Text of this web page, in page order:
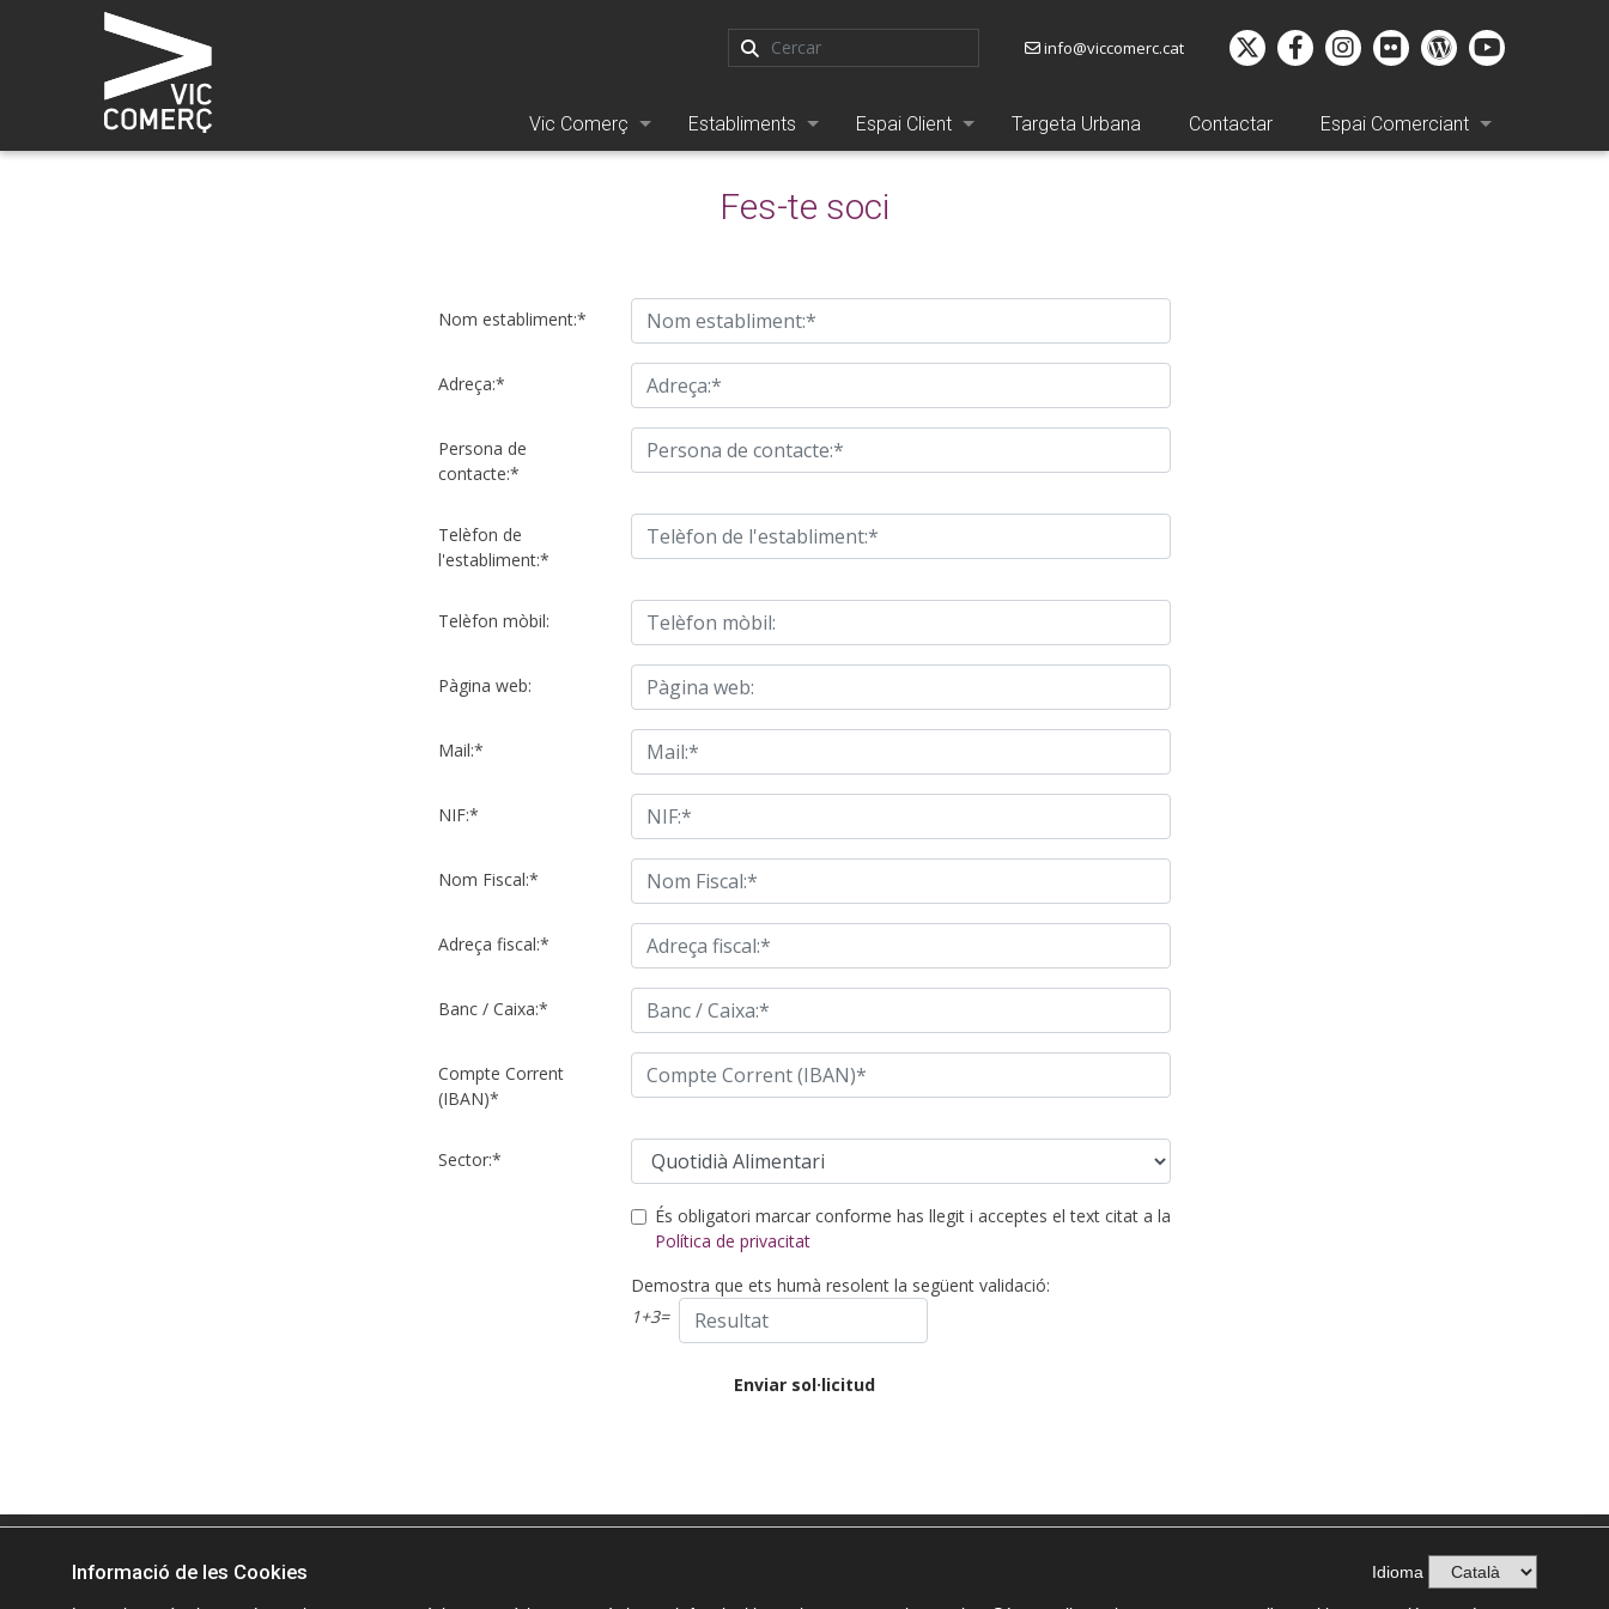
info@viccomerc.cat
Vic Comerç Establiments Espai Client Targeta Urbana Contactar Espai Comerciant
Fes-te soci
Nom establiment:*
Adreça:*
Persona de
contacte:*
Telèfon de
l'establiment:*
Telèfon mòbil:
Pàgina web:
Mail:*
NIF:*
Nom Fiscal:*
Adreça fiscal:*
Banc / Caixa:*
Compte Corrent
(IBAN)*
Sector:*
És obligatori marcar conforme has llegit i acceptes el text citat a la
Política de privacitat
Demostra que ets humà resolent la següent validació:
1+3=
Informació de les Cookies Idioma